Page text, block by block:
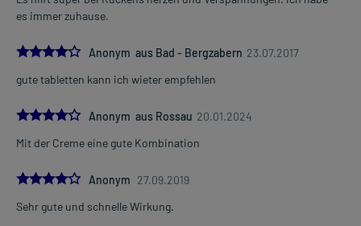
es immer zuhause.
4.0Anonym aus Bad - Bergzabern 23.07.2017
gute tabletten kann ich wieter empfehlen
4.0Anonym aus Rossau 20.01.2024
Mit der Creme eine gute Kombination
4.0Anonym 27.09.2019
Sehr gute und schnelle Wirkung.